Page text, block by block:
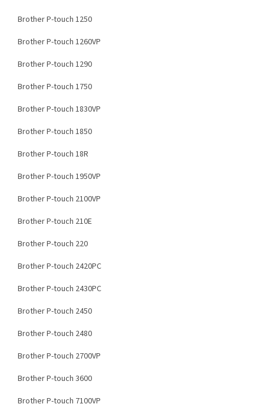
Brother P-touch 1250
Brother P-touch 1260VP
Brother P-touch 1290
Brother P-touch 1750
Brother P-touch 1830VP
Brother P-touch 1850
Brother P-touch 18R
Brother P-touch 1950VP
Brother P-touch 2100VP
Brother P-touch 210E
Brother P-touch 220
Brother P-touch 2420PC
Brother P-touch 2430PC
Brother P-touch 2450
Brother P-touch 2480
Brother P-touch 2700VP
Brother P-touch 3600
Brother P-touch 7100VP